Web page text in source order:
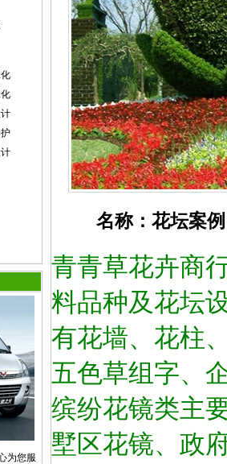
为您服
名称：花坛案例
青青草花卉商
料品种及花坛
有花墙、花柱
五色草组字、
缤纷花镜类主
墅区花镜、政